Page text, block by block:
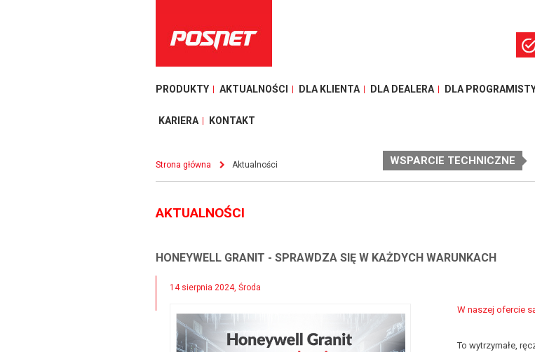
PRODUKTY AKTUALNOŚCI DLA KLIENTA DLA DEALERA DLA
KARIERA KONTAKT
Strona główna Aktualności WSPARCIE TECHNICZNE
AKTUALNOŚCI
HONEYWELL GRANIT - SPRAWDZA SIĘ W KAŻDYCH WARUNKACH
14 sierpnia 2024, Środa
W naszej ofercie
To wytrzymałe,